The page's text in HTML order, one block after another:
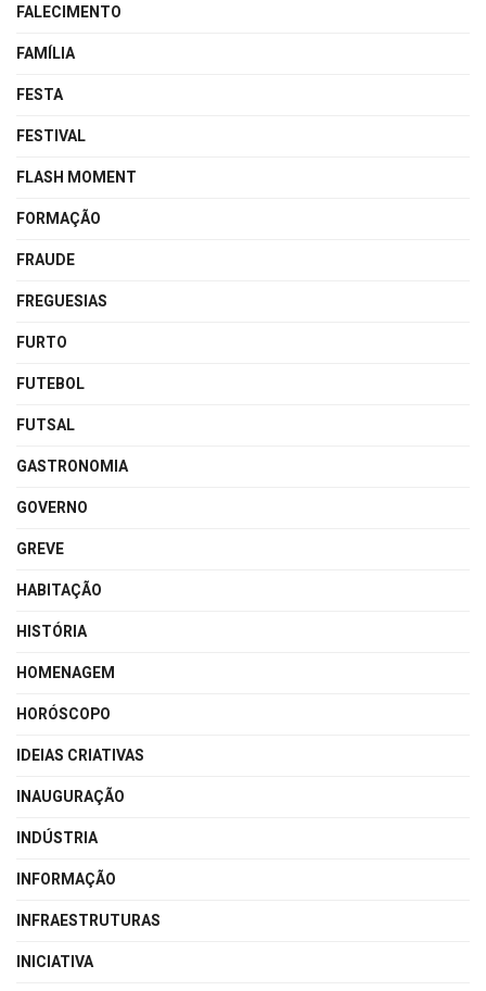
FALECIMENTO
FAMÍLIA
FESTA
FESTIVAL
FLASH MOMENT
FORMAÇÃO
FRAUDE
FREGUESIAS
FURTO
FUTEBOL
FUTSAL
GASTRONOMIA
GOVERNO
GREVE
HABITAÇÃO
HISTÓRIA
HOMENAGEM
HORÓSCOPO
IDEIAS CRIATIVAS
INAUGURAÇÃO
INDÚSTRIA
INFORMAÇÃO
INFRAESTRUTURAS
INICIATIVA